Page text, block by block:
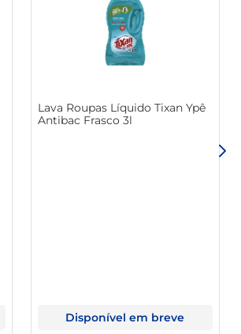
Lava Roupas Líquido Tixan Ypê
Antibac Frasco 3l
Disponível em breve